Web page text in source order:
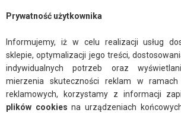
Prywatność użytkownika
Informujemy, iż w celu realizacji usług
sklepie, optymalizacji jego treści,
indywidualnych potrzeb oraz
mierzenia skuteczności reklam w
reklamowych, korzystamy z informacji
plików cookiesna urządzeniach